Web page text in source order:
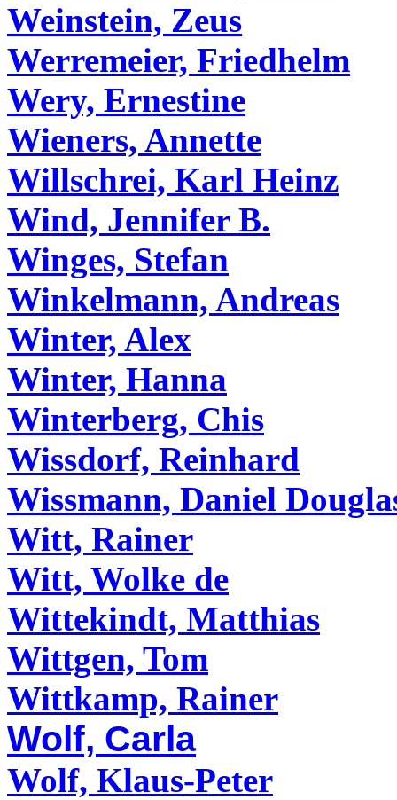
Weinstein, Zeus
Werremeier, Friedhelm
Wery, Ernestine
Wieners, Annette
Willschrei, Karl Heinz
Wind, Jennifer B.
Winges, Stefan
Winkelmann, Andreas
Winter, Alex
Winter, Hanna
Winterberg, Chis
Wissdorf, Reinhard
Wissmann, Daniel
Witt, Rainer
Witt, Wolke de
Wittekindt, Matthias
Wittgen, Tom
Wittkamp, Rainer
Wolf, Carla
Wolf, Klaus-Peter